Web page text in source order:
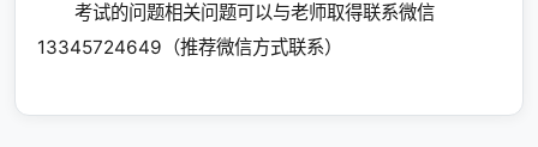
考试的问题相关问题可以与老师取得联系微信
13345724649（推荐微信方式联系）